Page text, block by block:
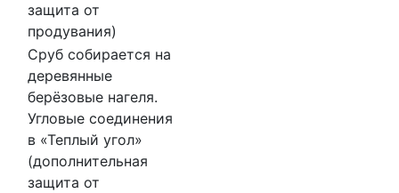
защита от
продувания)
Сруб собирается на
деревянные
берёзовые нагеля.
Угловые соединения
в «Теплый угол»
(дополнительная
защита от